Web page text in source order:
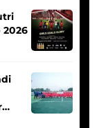
2026